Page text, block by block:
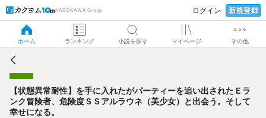
KADOKAWA Group ログイン 新規登録
ホーム ランキング 小説を探す マイページ その他
【状態異常耐性】を手に入れたがパーティーを追い出された
Ｅランク冒険者、危険度ＳＳアルラウネ（美少女）と出会
う。そして幸せになる。
【状態異常耐性】を手に入れたがパーティーを追い出されたＥラ
ンク冒険者、危険度ＳＳアルラウネ（美少女）と出会う。そして
幸せになる。